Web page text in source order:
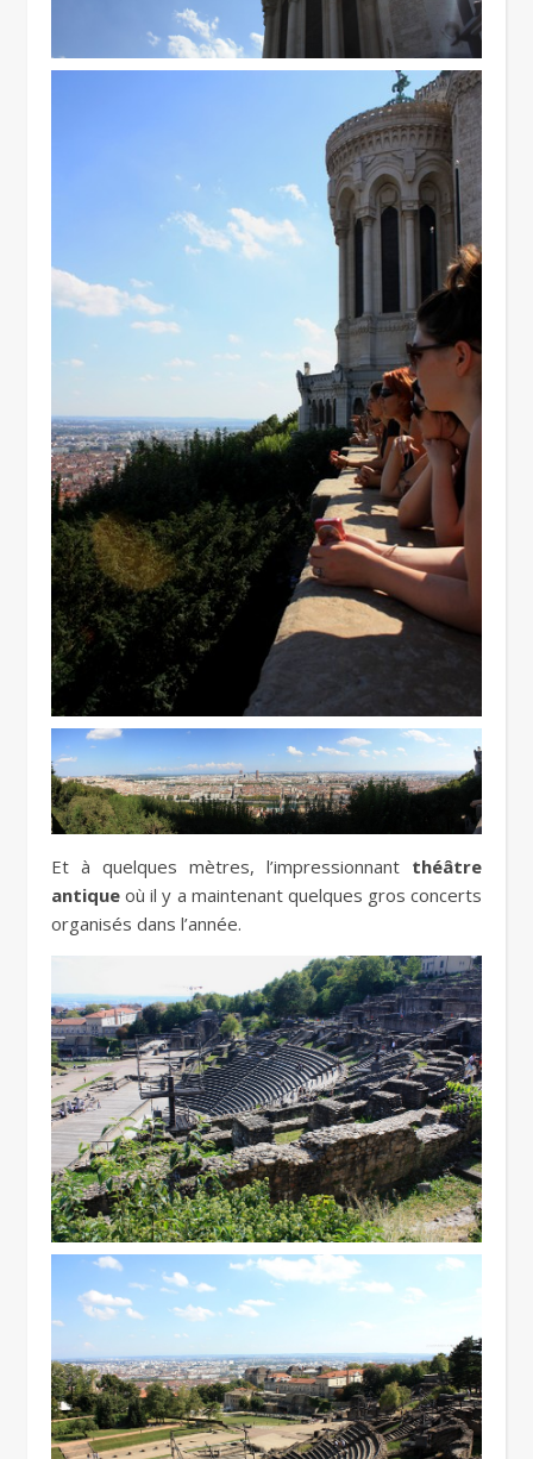
Et à quelques mètres, l’impressionnant théâtre
antique où il y a maintenant quelques gros concerts
organisés dans l’année.